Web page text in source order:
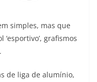
simples, mas que
grafismos
de liga de alumínio,